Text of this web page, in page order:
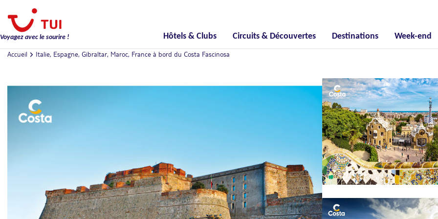
Voyagez avec le sourire ! Hôtels & Clubs Circuits & Découvertes Destinations Week-end
Accueil Italie, Espagne, Gibraltar, Maroc, France à bord du Costa Fascinosa